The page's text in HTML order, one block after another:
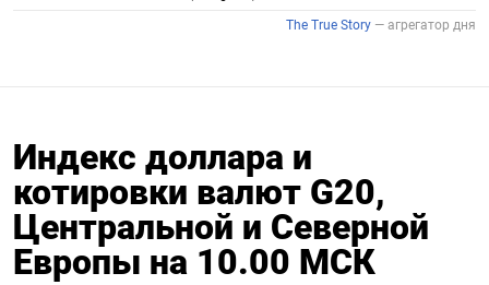
Индекс доллара и
котировки валют G20,
Центральной и Северной
Европы на 10.00 МСК